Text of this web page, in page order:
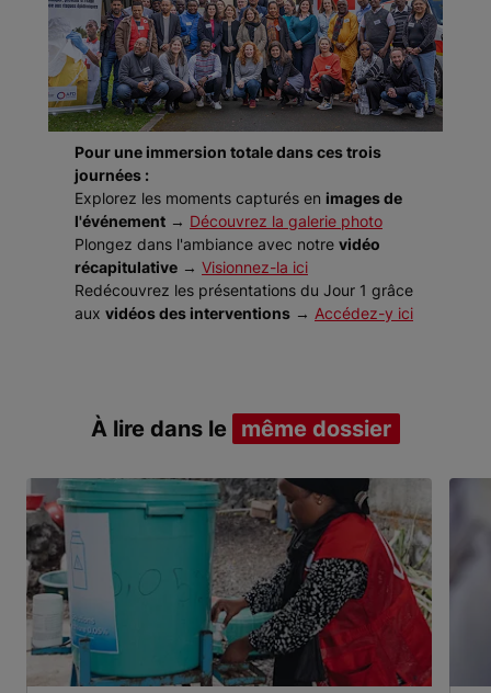
Pour une immersion totale dans ces trois
journées :
Explorez les moments capturés en images de
l'événement → Découvrez la galerie photo
Plongez dans l'ambiance avec notre vidéo
récapitulative → Visionnez-la ici
Redécouvrez les présentations du Jour 1 grâce
aux vidéos des interventions → Accédez-y ici
À lire dans le même dossier